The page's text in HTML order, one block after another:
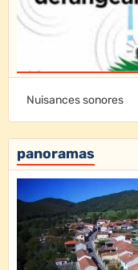
Nuisances sonores
panoramas